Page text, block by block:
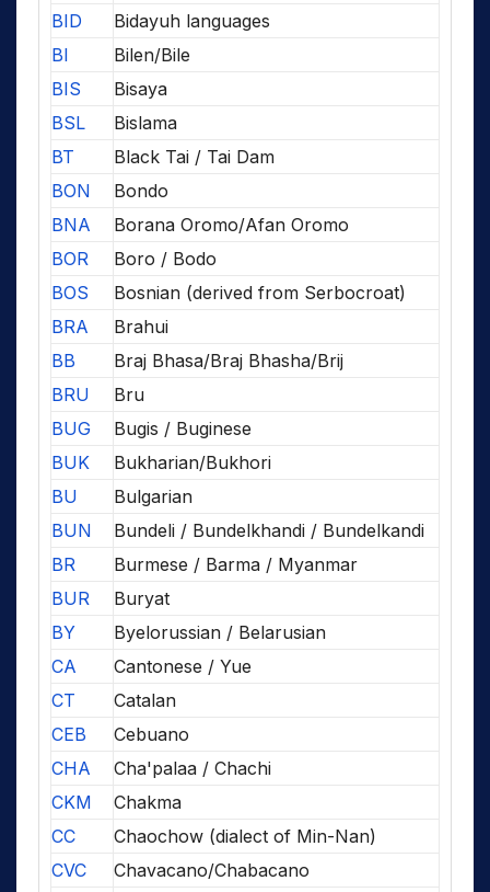
BID
Bidayuh languages
BI
Bilen/Bile
BIS
Bisaya
BSL
Bislama
BT
Black Tai / Tai Dam
BON
Bondo
BNA
Borana Oromo/Afan Oromo
BOR
Boro / Bodo
BOS
Bosnian (derived from Serbocroat)
BRA
Brahui
BB
Braj Bhasa/Braj Bhasha/Brij
BRU
Bru
BUG
Bugis / Buginese
BUK
Bukharian/Bukhori
BU
Bulgarian
BUN
Bundeli / Bundelkhandi / Bundelkandi
BR
Burmese / Barma / Myanmar
BUR
Buryat
BY
Byelorussian / Belarusian
CA
Cantonese / Yue
CT
Catalan
CEB
Cebuano
CHA
Cha'palaa / Chachi
CKM
Chakma
CC
Chaochow (dialect of Min-Nan)
CVC
Chavacano/Chabacano